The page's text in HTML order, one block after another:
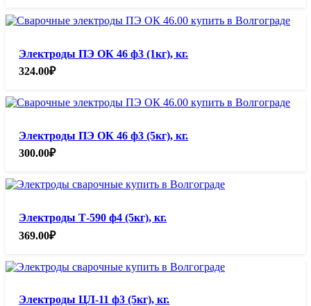
Электроды ПЭ ОК 46 ф3 (1кг), кг.
324.00₽
Электроды ПЭ ОК 46 ф3 (5кг), кг.
300.00₽
Электроды Т-590 ф4 (5кг), кг.
369.00₽
Электроды ЦЛ-11 ф3 (5кг), кг.